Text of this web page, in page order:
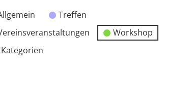
Treffen
Workshop